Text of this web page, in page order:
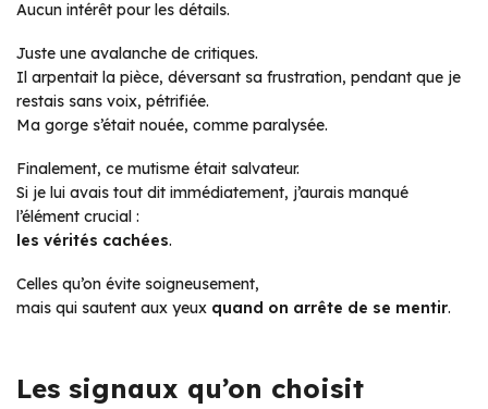
Aucun intérêt pour les détails.
Juste une avalanche de critiques.
Il arpentait la pièce, déversant sa frustration, pendant que je
restais sans voix, pétrifiée.
Ma gorge s’était nouée, comme paralysée.
Finalement, ce mutisme était salvateur.
Si je lui avais tout dit immédiatement, j’aurais manqué
l’élément crucial :
les vérités cachées.
Celles qu’on évite soigneusement,
mais qui sautent aux yeux quand on arrête de se mentir.
Les signaux qu’on choisit